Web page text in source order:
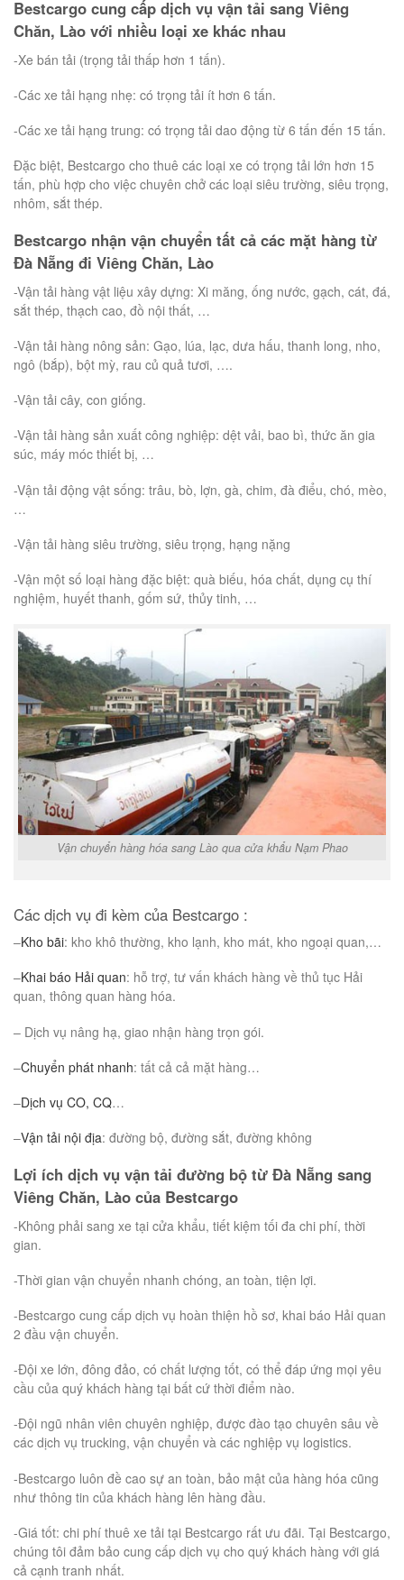
Bestcargo cung cấp dịch vụ vận tải sang Viêng
Chăn, Lào với nhiều loại xe khác nhau
-Xe bán tải (trọng tải thấp hơn 1 tấn).
-Các xe tải hạng nhẹ: có trọng tải ít hơn 6 tấn.
-Các xe tải hạng trung: có trọng tải dao động từ 6 tấn đến 15 tấn.
Đặc biệt, Bestcargo cho thuê các loại xe có trọng tải lớn hơn 15
tấn, phù hợp cho việc chuyên chở các loại siêu trường, siêu trọng,
nhôm, sắt thép.
Bestcargo nhận vận chuyển tất cả các mặt hàng từ
Đà Nẵng đi Viêng Chăn, Lào
-Vận tải hàng vật liệu xây dựng: Xi măng, ống nước, gạch, cát, đá,
sắt thép, thạch cao, đồ nội thất, …
-Vận tải hàng nông sản: Gạo, lúa, lạc, dưa hấu, thanh long, nho,
ngô (bắp), bột mỳ, rau củ quả tươi, ….
-Vận tải cây, con giống.
-Vận tải hàng sản xuất công nghiệp: dệt vải, bao bì, thức ăn gia
súc, máy móc thiết bị, …
-Vận tải động vật sống: trâu, bò, lợn, gà, chim, đà điểu, chó, mèo,
…
-Vận tải hàng siêu trường, siêu trọng, hạng nặng
-Vận một số loại hàng đặc biệt: quà biếu, hóa chất, dụng cụ thí
nghiệm, huyết thanh, gốm sứ, thủy tinh, …
Vận chuyển hàng hóa sang Lào qua cửa khẩu Nạm Phao
Các dịch vụ đi kèm của Bestcargo :
–Kho bãi: kho khô thường, kho lạnh, kho mát, kho ngoại quan,…
–Khai báo Hải quan: hỗ trợ, tư vấn khách hàng về thủ tục Hải
quan, thông quan hàng hóa.
– Dịch vụ nâng hạ, giao nhận hàng trọn gói.
–Chuyển phát nhanh: tất cả cả mặt hàng…
–Dịch vụ CO, CQ…
–Vận tải nội địa: đường bộ, đường sắt, đường không
Lợi ích dịch vụ vận tải đường bộ từ Đà Nẵng sang
Viêng Chăn, Lào của Bestcargo
-Không phải sang xe tại cửa khẩu, tiết kiệm tối đa chi phí, thời
gian.
-Thời gian vận chuyển nhanh chóng, an toàn, tiện lợi.
-Bestcargo cung cấp dịch vụ hoàn thiện hồ sơ, khai báo Hải quan
2 đầu vận chuyển.
-Đội xe lớn, đông đảo, có chất lượng tốt, có thể đáp ứng mọi yêu
cầu của quý khách hàng tại bất cứ thời điểm nào.
-Đội ngũ nhân viên chuyên nghiệp, được đào tạo chuyên sâu về
các dịch vụ trucking, vận chuyển và các nghiệp vụ logistics.
-Bestcargo luôn đề cao sự an toàn, bảo mật của hàng hóa cũng
như thông tin của khách hàng lên hàng đầu.
-Giá tốt: chi phí thuê xe tải tại Bestcargo rất ưu đãi. Tại Bestcargo,
chúng tôi đảm bảo cung cấp dịch vụ cho quý khách hàng với giá
cả cạnh tranh nhất.